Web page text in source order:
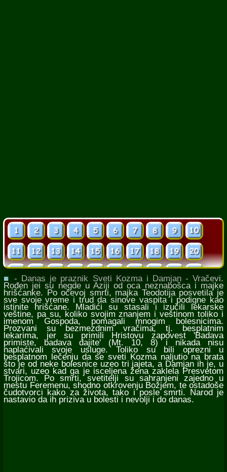
■ - Danas je praznik Sveti Kozma i Damjan - Vračevi.
Rođen jei su negde u Aziji od oca neznabošca i majke
hrišćanke. Po očevoj smrti, majka Teodotija posvetila je
sve svoje vreme i trud da sinove vaspita i podigne kao
istinite hrišćane. Mladići su stasali i izučili lekarske
veštine, pa su, koliko svojim znanjem i veštinom toliko i
imenom Gospoda, pomagali mnogim bolesnicima.
Prozvani su bezmezdnim vračima, tj. besplatnim
lekarima, jer su primili Hristovu zapovest 'Badava
primiste, badava dajite' (Mt. 10, 8) i nikada nisu
naplaćivali svoje usluge. Toliko su bili oprezni u
besplatnom lečenju da se sveti Kozma naljutio na brata
što je od neke bolesnice uzeo tri jajeta, a Damjan ih je, u
stvari, uzeo kad ga je isceljena žena zaklela Presvetom
Trojicom. Po smrti, svetitelji su sahranjeni zajedno u
mestu Feremenu, shodno otkrovenju Božjem, te ostadoše
čudotvorci kako za života, tako i posle smrti. Narod je
nastavio da ih priziva u bolesti i nevolji i do danas.